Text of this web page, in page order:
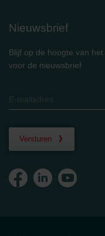
Nieuwsbrief
Blijf op de hoogte van
voor de nieuwsbrief
Versturen